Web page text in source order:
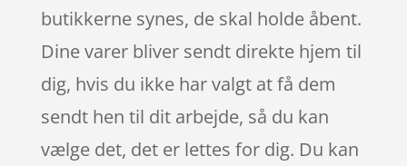
butikkerne synes, de skal holde åbent.
Dine varer bliver sendt direkte hjem til
dig, hvis du ikke har valgt at få dem
sendt hen til dit arbejde, så du kan
vælge det, det er lettes for dig. Du kan